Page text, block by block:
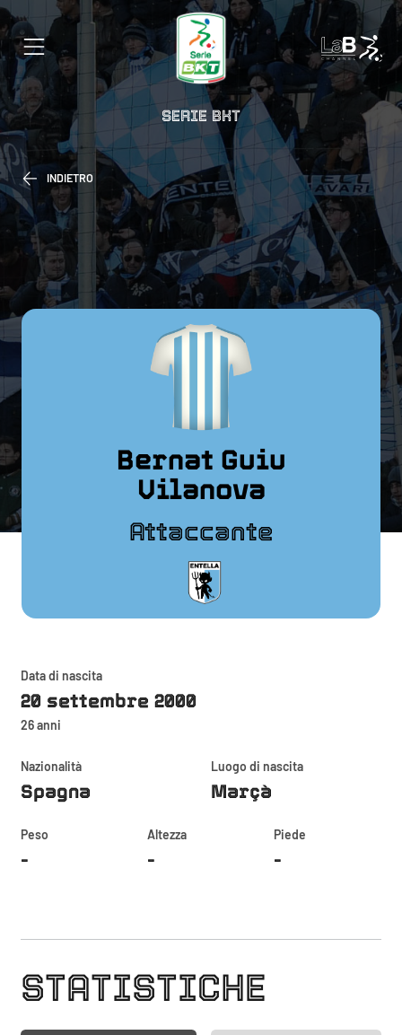
SERIE BKT
INDIETRO
Bernat Guiu
Vilanova
Attaccante
Data di nascita
20 settembre 2000
26 anni
Nazionalità
Spagna
Luogo di nascita
Marçà
Peso
-
Altezza
-
Piede
-
STATISTICHE